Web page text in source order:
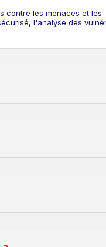
contre les menaces et les
l'analyse des